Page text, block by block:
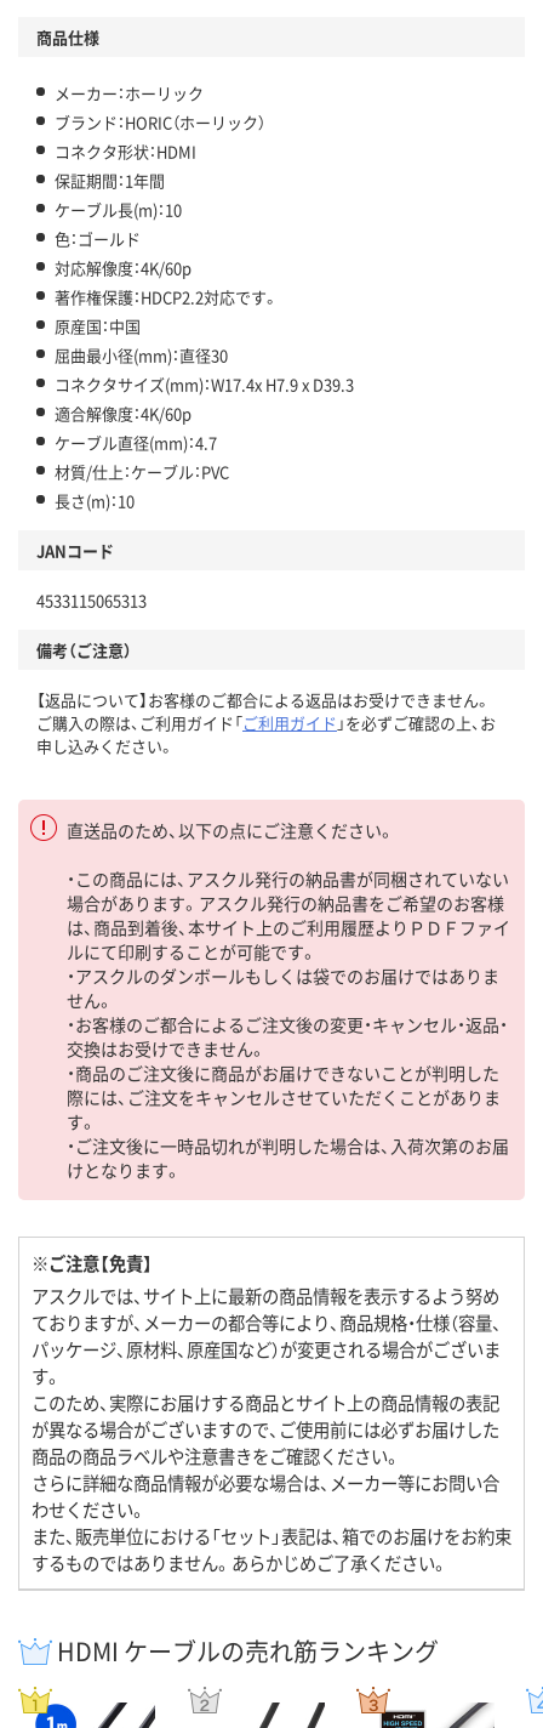
商品仕様
メーカー：ホーリック
ブランド：HORIC（ホーリック）
コネクタ形状：HDMI
保証期間：1年間
ケーブル長(m)：10
色：ゴールド
対応解像度：4K/60p
著作権保護：HDCP2.2対応です。
原産国：中国
屈曲最小径(mm)：直径30
コネクタサイズ(mm)：W17.4x H7.9 x D39.3
適合解像度：4K/60p
ケーブル直径(mm)：4.7
材質/仕上：ケーブル：PVC
長さ(m)：10
JANコード
4533115065313
備考（ご注意）
【返品について】お客様のご都合による返品はお受けできません。
ご購入の際は、ご利用ガイド「ご利用ガイド 」を必ずご確認の上、お
申し込みください。
直送品のため、以下の点にご注意ください。
・この商品には、アスクル発行の納品書が同梱されていない
場合があります。アスクル発行の納品書をご希望のお客様
は、商品到着後、本サイト上のご利用履歴よりＰＤＦファイ
ルにて印刷することが可能です。
・アスクルのダンボールもしくは袋でのお届けではありま
せん。
・お客様のご都合によるご注文後の変更・キャンセル・返品・
交換はお受けできません。
・商品のご注文後に商品がお届けできないことが判明した
際には、ご注文をキャンセルさせていただくことがありま
す。
・ご注文後に一時品切れが判明した場合は、入荷次第のお届
けとなります。
※ご注意【免責】
アスクルでは、サイト上に最新の商品情報を表示するよう努め
ておりますが、メーカーの都合等により、商品規格・仕様（容量、
パッケージ、原材料、原産国など）が変更される場合がございま
す。
このため、実際にお届けする商品とサイト上の商品情報の表記
が異なる場合がございますので、ご使用前には必ずお届けした
商品の商品ラベルや注意書きをご確認ください。
さらに詳細な商品情報が必要な場合は、メーカー等にお問い合
わせください。
また、販売単位における「セット」表記は、箱でのお届けをお約束
するものではありません。あらかじめご了承ください。
HDMI ケーブルの売れ筋ランキング